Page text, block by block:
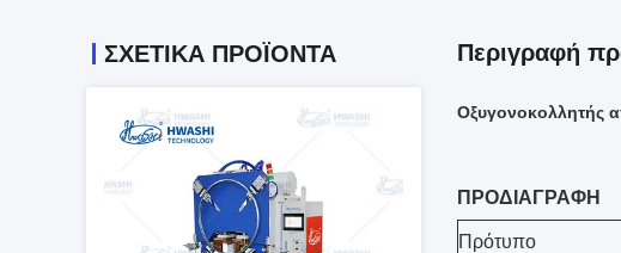
ΣΧΕΤΙΚΆ ΠΡΟΪΌΝΤΑ Περιγραφή
Οξυγονοκολλητής
ΠΡΟΔΙΑΓΡΑΦΗ
Πρότυπο